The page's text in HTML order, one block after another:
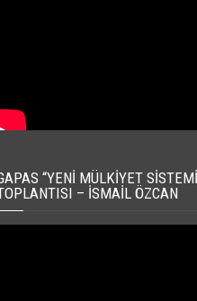
“YENI MÜLKIYET
– İSMAIL ÖZCAN